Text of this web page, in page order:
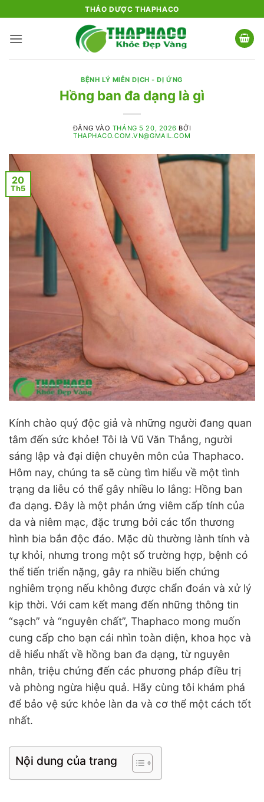
qua
nội
THẢO DƯỢC THAPHACO
BỆNH LÝ MIỄN DỊCH - DỊ ỨNG
Hồng ban đa dạng là gì
ĐĂNG VÀO THÁNG 5 20, 2026 BỞI
THAPHACO.COM.VN@GMAIL.COM
20
Th5
Kính chào quý độc giả và những người đang quan
tâm đến sức khỏe! Tôi là Vũ Văn Thắng, người
sáng lập và đại diện chuyên môn của Thaphaco.
Hôm nay, chúng ta sẽ cùng tìm hiểu về một tình
trạng da liễu có thể gây nhiều lo lắng: Hồng ban
đa dạng. Đây là một phản ứng viêm cấp tính của
da và niêm mạc, đặc trưng bởi các tổn thương
hình bia bắn độc đáo. Mặc dù thường lành tính và
tự khỏi, nhưng trong một số trường hợp, bệnh có
thể tiến triển nặng, gây ra nhiều biến chứng
nghiêm trọng nếu không được chẩn đoán và xử lý
kịp thời. Với cam kết mang đến những thông tin
“sạch” và “nguyên chất”, Thaphaco mong muốn
cung cấp cho bạn cái nhìn toàn diện, khoa học và
dễ hiểu nhất về hồng ban đa dạng, từ nguyên
nhân, triệu chứng đến các phương pháp điều trị
và phòng ngừa hiệu quả. Hãy cùng tôi khám phá
để bảo vệ sức khỏe làn da và cơ thể một cách tốt
nhất.
Nội dung của trang